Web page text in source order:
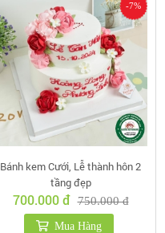
Bánh kem Cưới, Lễ thành hôn 2
tầng đẹp
700.000 đ 750.000 đ
-7%
Mua Hàng